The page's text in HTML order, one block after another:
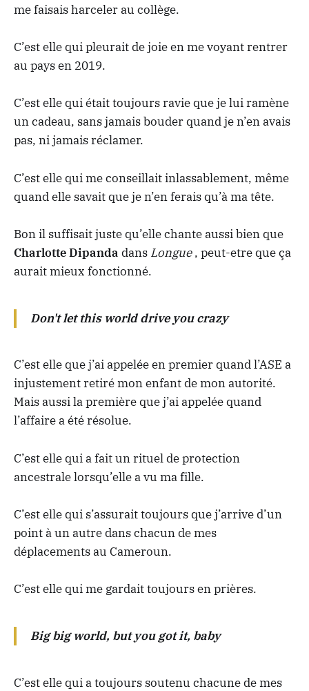
me faisais harceler au collège.
C’est elle qui pleurait de joie en me voyant rentrer
au pays en 2019.
C’est elle qui était toujours ravie que je lui ramène
un cadeau, sans jamais bouder quand je n’en avais
pas, ni jamais réclamer.
C’est elle qui me conseillait inlassablement, même
quand elle savait que je n’en ferais qu’à ma tête.
Bon il suffisait juste qu’elle chante aussi bien que
Charlotte Dipanda dans Longue, peut-etre que ça
aurait mieux fonctionné.
Don't let this world drive you crazy
C’est elle que j’ai appelée en premier quand l’ASE a
injustement retiré mon enfant de mon autorité.
Mais aussi la première que j’ai appelée quand
l’affaire a été résolue.
C’est elle qui a fait un rituel de protection
ancestrale lorsqu’elle a vu ma fille.
C’est elle qui s’assurait toujours que j’arrive d’un
point à un autre dans chacun de mes
déplacements au Cameroun.
C’est elle qui me gardait toujours en prières.
Big big world, but you got it, baby
C’est elle qui a toujours soutenu chacune de mes